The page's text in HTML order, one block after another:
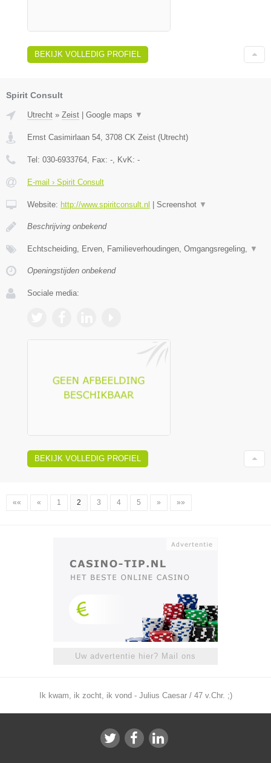
BEKIJK VOLLEDIG PROFIEL
Spirit Consult
Utrecht » Zeist Google maps ▼
Ernst Casimirlaan 54 3708 CK Zeist (Utrecht)
Tel: 030-6933764 , Fax: - , KvK: -
E-mail › Spirit Consult
Website: http://www.spiritconsult.nl Screenshot ▼
Beschrijving onbekend
Echtscheiding, Erven, Familieverhoudingen, Omgangsregeling, ▼
Openingstijden onbekend
Sociale media:
BEKIJK VOLLEDIG PROFIEL
«« « 1 2 3 4 5 » »»
Uw advertentie hier? Mail ons
Ik kwam, ik zocht, ik vond - Julius Caesar / 47 v.Chr. ;)